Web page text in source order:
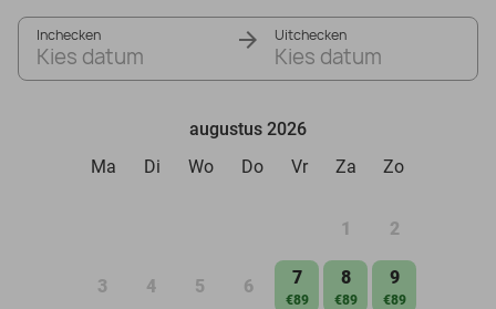
Inchecken
Kies datum
Uitchecken
Kies datum
augustus 2026
Ma
Di Wo Do Vr Za Zo
1 2
3 4 5 6 7
€89
8
€89
9
€89